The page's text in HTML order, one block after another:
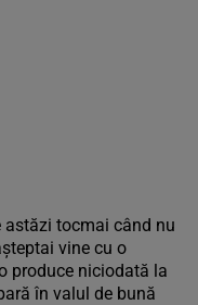
astăzi tocmai când nu
vine cu o
produce niciodată la
în valul de bună